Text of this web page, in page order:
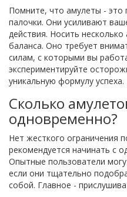
Помните, что амулеты -
палочки. Они усиливают
действия. Носить
баланса. Оно требует
силам, с которыми вы
экспериментируйте
уникальную формулу успеха.
Сколько
одновременно?
Нет жесткого ограничения
рекомендуется начинать с
Опытные пользователи
если они тщательно
собой. Главное -